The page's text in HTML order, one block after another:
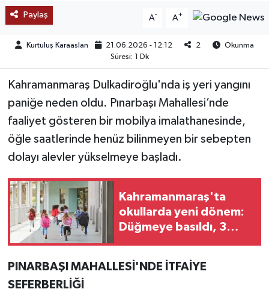
Paylaş A- A+
Kurtuluş Karaaslan 21.06.2026 - 12:12 2
Okunma
Süresi: 1 Dk
Kahramanmaraş Dulkadiroğlu'nda iş yeri yangını
paniğe neden oldu. Pınarbaşı Mahallesi’nde
faaliyet gösteren bir mobilya imalathanesinde,
öğle saatlerinde henüz bilinmeyen bir sebepten
dolayı alevler yükselmeye başladı.
Kahramanmaraş'ta
okullarda yeni dönem:
Düğmeye basıldı, 3
PINARBAŞI MAHALLESİ'NDE İTFAİYE
SEFERBERLİĞİ
TREND
OTOMOTİV
TEKNOLOJİ
YAŞAM
KÜLTÜR SANAT